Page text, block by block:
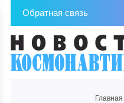
Обратная связь
Главная